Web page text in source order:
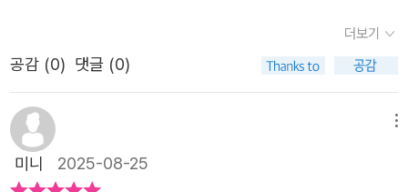
했네요. 뜨겁고도 깊은 사랑과 믿음이야말로 가장 강력한 무
기가 아닐까 싶어요.
한 자신들의 진심을 깨닫고이내 한마음이 되어 마지막 전쟁
두를 구할 수 있을까?글을 읽고 있으면서도 영상처럼시원스
럽게 배트를 휘두르는 보름과마치 자연스럽게 한 몸처럼 박
자를 맞추며춤추듯 그를 보호하는 산호를 보는 것 같았다.익
숙한 신화 속 마고 할머니나 선문대할망의등장은 더할 나위
없이 반가웠고,악의 축이라기에는 애틋하고 비뚤어진 감정
그녀를 기다리고 있던 건첫사랑의 배신이었다.* 호수 속 깊
이 잠들어 있던 그녀를깨운 건 산호의 울음소리였다.마고를
모시던 산군이었지만, 어린 시절눈앞에서 마고를 잃은 뒤 더
이상다른 산신을 섬기지 못하던 산호.그는 보름에게 도움을
청했고,그때부터 두 존재는 묘한 인연으로 얽히게 되었다.*
이제 그들은 인간 세상에 섞여 살며의뢰를 받고 악귀 사냥을
어려운 매력적인 스토리였습니다.달의 여신 보름. 그녀는 하
늘 위 원래의 자리가 아닌 인간 세상에서 잡일을 하고 있습
요. 이 둘은 신내림을 받아 돈을 벌고 있던 무당 연화에게 찾
아옵니다. 합이 딱딱 맞는 시원한 액션으로 잡귀들과 싸워
이기는 두 사람이었어요. 보름과 산호가 하는 일이 화끈한
더보기
공감 (0) 댓글 (0)
미니 2025-08-25